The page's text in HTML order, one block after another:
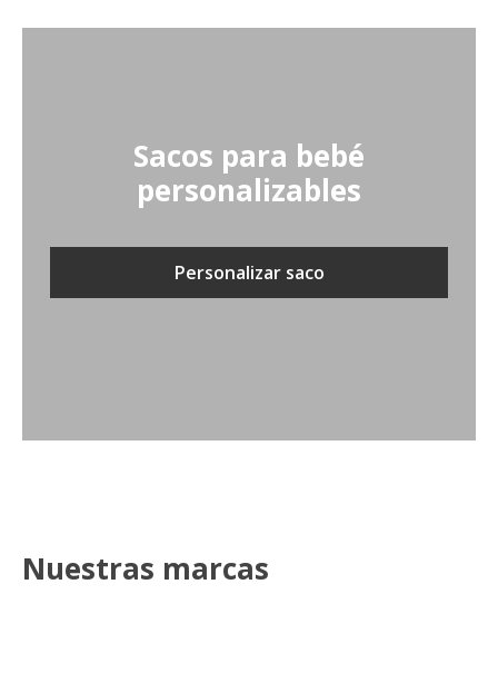
Sacos para bebé
personalizables
Personalizar saco
Nuestras marcas